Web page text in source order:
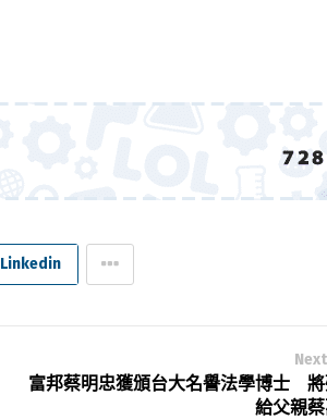
Linkedin
富邦蔡明忠獲頒台大名譽法學博士
給父親蔡